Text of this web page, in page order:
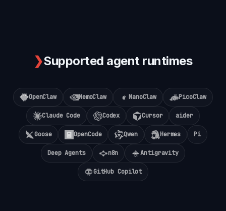
❯Supported agent runtimes
OpenClaw NemoClaw NanoClaw PicoClaw
Claude Code Codex Cursor aider
Goose OpenCode Qwen Hermes Pi
Deep Agents n8n Antigravity
GitHub Copilot